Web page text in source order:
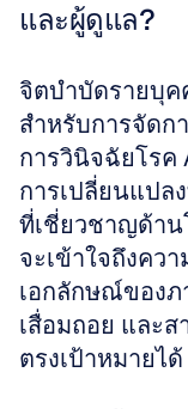
และผู้ดูแล?
จิตบำบัดรายบุ
สำหรับการจัดก
การวินิจฉัยโรค
การเปลี่ยนแปล
ที่เชี่ยวชาญด้าน
จะเข้าใจถึงคว
เอกลักษณ์ของภ
เสื่อมถอย และ
ตรงเป้าหมายได้